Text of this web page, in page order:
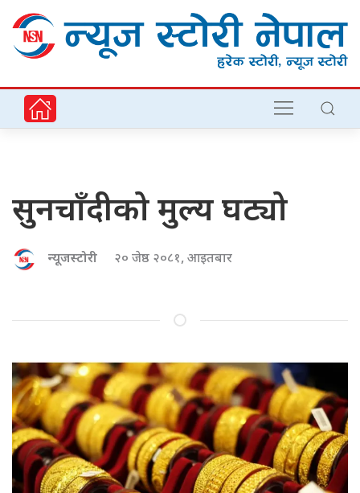
सुनचाँदीको मुल्य घट्यो
न्यूजस्टोरी २० जेष्ठ २०८१, आइतबार